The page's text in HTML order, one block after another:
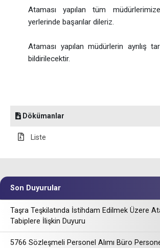
Ataması yapılan tüm
yerlerinde başarılar dileriz.
Ataması yapılan müdürlerin ayrılış
bildirilecektir.
Dökümanlar
Liste
Son Duyurular
Taşra Teşkilatında İstihdam Edilmek Üzere
Tabiplere İlişkin Duyuru
5766 Sözleşmeli Personel Alımı Büro